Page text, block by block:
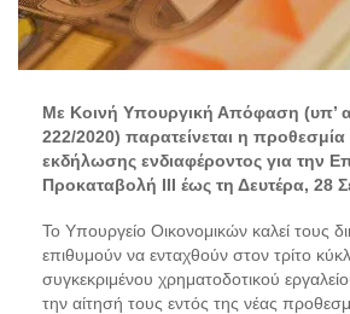
Με Κοινή Υπουργική Απόφαση (υπ’
222/2020) παρατείνεται η
εκδήλωσης ενδιαφέροντος για την
Προκαταβολή ΙΙΙ έως τη Δευτέρα, 28
Το Υπουργείο Οικονομικών καλεί τους
επιθυμούν να ενταχθούν στον τρίτο
συγκεκριμένου χρηματοδοτικού
την αίτησή τους εντός της νέας